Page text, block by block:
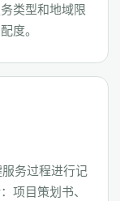
类型和地域限
度。
务过程进行记
项目策划书、